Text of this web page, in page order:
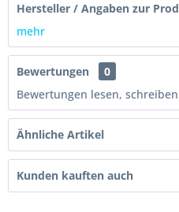
Hersteller / Angaben zur
mehr
Bewertungen
0
Bewertungen lesen,
Ähnliche Artikel
Kunden kauften auch